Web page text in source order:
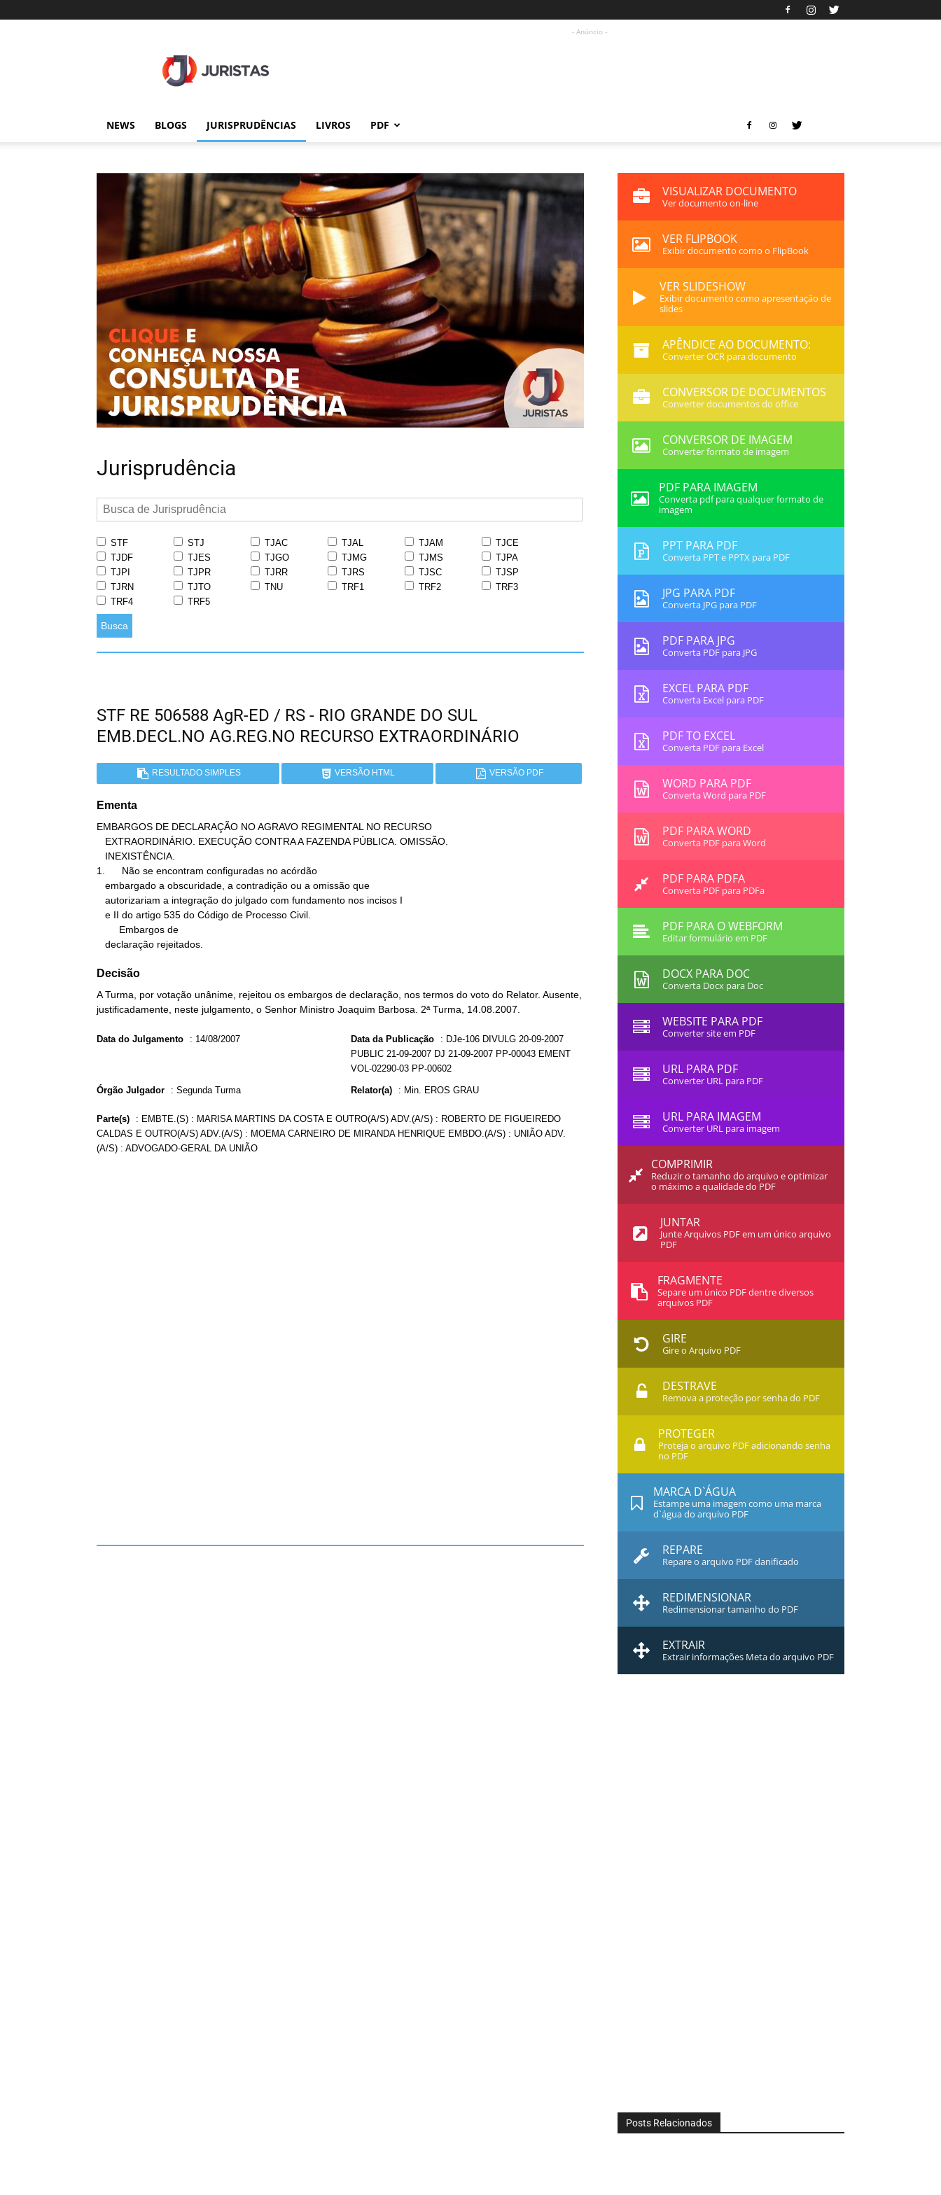
- Anúncio -
NEWS BLOGS JURISPRUDÊNCIAS LIVROS PDF
Jurisprudência
STF STJ TJAC TJAL TJAM
TJCE
TJDF
TJES TJGO TJMG TJMS
TJPA
TJPI
TJPR TJRR TJRS TJSC
TJSP
TJRN
TJTO TNU TRF1 TRF2
TRF3
TRF4
TRF5
Busca
STF RE 506588 AgR-ED / RS - RIO GRANDE DO SUL
EMB.DECL.NO AG.REG.NO RECURSO EXTRAORDINÁRIO
RESULTADO SIMPLES VERSÃO HTML VERSÃO PDF
Ementa
EMBARGOS DE DECLARAÇÃO NO AGRAVO REGIMENTAL NO RECURSO
1.      Não se encontram configuradas no acórdão
   declaração rejeitados.
Decisão
A Turma, por votação unânime, rejeitou os embargos de declaração, nos termos do voto do Relator. Ausente,
justificadamente, neste julgamento, o Senhor Ministro Joaquim Barbosa. 2ª Turma, 14.08.2007.
Data do Julgamento : 14/08/2007 Data da Publicação : DJe-106 DIVULG 20-09-2007
PUBLIC 21-09-2007 DJ 21-09-2007 PP-00043 EMENT
VOL-02290-03 PP-00602
Órgão Julgador : Segunda Turma Relator(a) : Min. EROS GRAU
Parte(s) : EMBTE.(S) : MARISA MARTINS DA COSTA E OUTRO(A/S) ADV.(A/S) : ROBERTO DE FIGUEIREDO
CALDAS E OUTRO(A/S) ADV.(A/S) : MOEMA CARNEIRO DE MIRANDA HENRIQUE EMBDO.(A/S) : UNIÃO ADV.
(A/S) : ADVOGADO-GERAL DA UNIÃO
VISUALIZAR DOCUMENTO
Ver documento on-line
VER FLIPBOOK
Exibir documento como o FlipBook
VER SLIDESHOW
Exibir documento como apresentação de
slides
APÊNDICE AO DOCUMENTO:
Converter OCR para documento
CONVERSOR DE DOCUMENTOS
Converter documentos do office
CONVERSOR DE IMAGEM
Converter formato de imagem
PDF PARA IMAGEM
Converta pdf para qualquer formato de
imagem
PPT PARA PDF
Converta PPT e PPTX para PDF
JPG PARA PDF
Converta JPG para PDF
PDF PARA JPG
Converta PDF para JPG
EXCEL PARA PDF
Converta Excel para PDF
PDF TO EXCEL
Converta PDF para Excel
WORD PARA PDF
Converta Word para PDF
PDF PARA WORD
Converta PDF para Word
PDF PARA PDFA
Converta PDF para PDFa
PDF PARA O WEBFORM
Editar formulário em PDF
DOCX PARA DOC
Converta Docx para Doc
WEBSITE PARA PDF
Converter site em PDF
URL PARA PDF
Converter URL para PDF
URL PARA IMAGEM
Converter URL para imagem
COMPRIMIR
Reduzir o tamanho do arquivo e optimizar
o máximo a qualidade do PDF
JUNTAR
Junte Arquivos PDF em um único arquivo
PDF
FRAGMENTE
Separe um único PDF dentre diversos
arquivos PDF
GIRE
Gire o Arquivo PDF
DESTRAVE
Remova a proteção por senha do PDF
PROTEGER
Proteja o arquivo PDF adicionando senha
no PDF
MARCA D`ÁGUA
Estampe uma imagem como uma marca
d`água do arquivo PDF
REPARE
Repare o arquivo PDF danificado
REDIMENSIONAR
Redimensionar tamanho do PDF
EXTRAIR
Extrair informações Meta do arquivo PDF
Posts Relacionados